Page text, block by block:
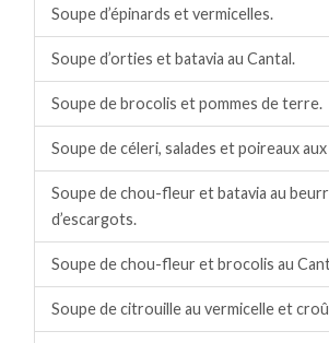
Soupe d’épinards et vermicelles.
Soupe d’orties et batavia au Cantal.
Soupe de brocolis et pommes de terre.
Soupe de céleri, salades et poireaux
Soupe de chou-fleur et batavia au
d’escargots.
Soupe de chou-fleur et brocolis au
Soupe de citrouille au vermicelle et